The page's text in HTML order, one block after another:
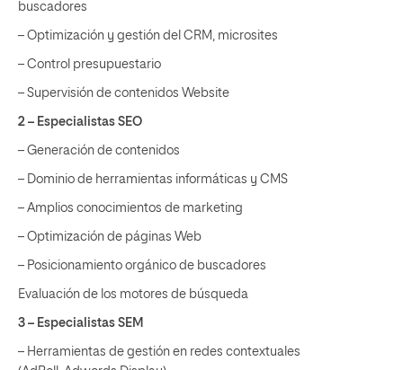
buscadores
– Optimización y gestión del CRM, microsites
– Control presupuestario
– Supervisión de contenidos Website
2 – Especialistas SEO
– Generación de contenidos
– Dominio de herramientas informáticas y CMS
– Amplios conocimientos de marketing
– Optimización de páginas Web
– Posicionamiento orgánico de buscadores
Evaluación de los motores de búsqueda
3 – Especialistas SEM
– Herramientas de gestión en redes contextuales